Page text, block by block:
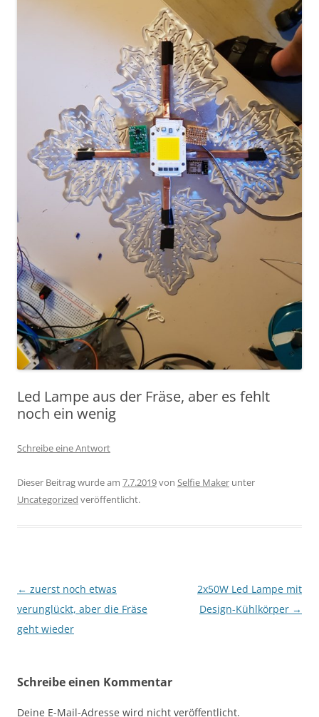
Led Lampe aus der Fräse, aber es fehlt
noch ein wenig
Schreibe eine Antwort
Dieser Beitrag wurde am 7.7.2019von Selfie Maker unter
Uncategorized veröffentlicht.
Beitragsnavigation
← zuerst noch etwas
verunglückt, aber die Fräse
geht wieder
2x50W Led Lampe mit
Design-Kühlkörper →
Schreibe einen Kommentar
Deine E-Mail-Adresse wird nicht veröffentlicht.